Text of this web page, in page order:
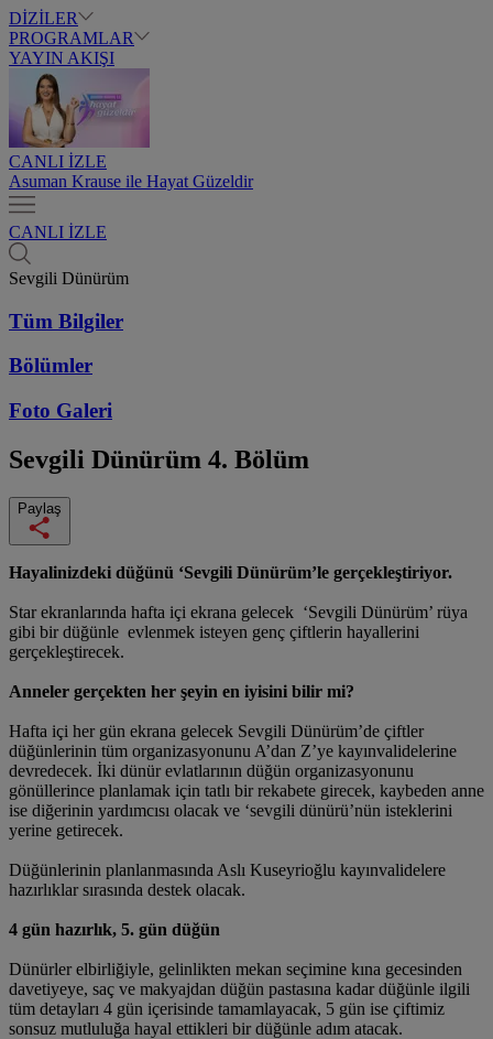
DİZİLER
PROGRAMLAR
YAYIN AKIŞI
CANLI İZLE
Asuman Krause ile Hayat Güzeldir
CANLI İZLE
Sevgili Dünürüm
Tüm Bilgiler
Bölümler
Foto Galeri
Sevgili Dünürüm 4. Bölüm
Paylaş
Hayalinizdeki düğünü ‘Sevgili Dünürüm’le gerçekleştiriyor.
Star ekranlarında hafta içi ekrana gelecek ‘Sevgili Dünürüm’ rüya
gibi bir düğünle evlenmek isteyen genç çiftlerin hayallerini
gerçekleştirecek.
Anneler gerçekten her şeyin en iyisini bilir mi?
Hafta içi her gün ekrana gelecek Sevgili Dünürüm’de çiftler
düğünlerinin tüm organizasyonunu A’dan Z’ye kayınvalidelerine
devredecek. İki dünür evlatlarının düğün organizasyonunu
gönüllerince planlamak için tatlı bir rekabete girecek, kaybeden anne
ise diğerinin yardımcısı olacak ve ‘sevgili dünürü’nün isteklerini
yerine getirecek.
Düğünlerinin planlanmasında Aslı Kuseyrioğlu kayınvalidelere
hazırlıklar sırasında destek olacak.
4 gün hazırlık, 5. gün düğün
Dünürler elbirliğiyle, gelinlikten mekan seçimine kına gecesinden
davetiyeye, saç ve makyajdan düğün pastasına kadar düğünle ilgili
tüm detayları 4 gün içerisinde tamamlayacak, 5 gün ise çiftimiz
sonsuz mutluluğa hayal ettikleri bir düğünle adım atacak.